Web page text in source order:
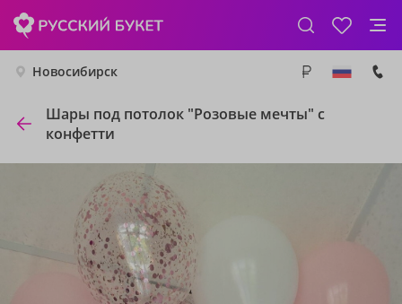
Новосибирск
Шары под потолок "Розовые мечты" с
конфетти